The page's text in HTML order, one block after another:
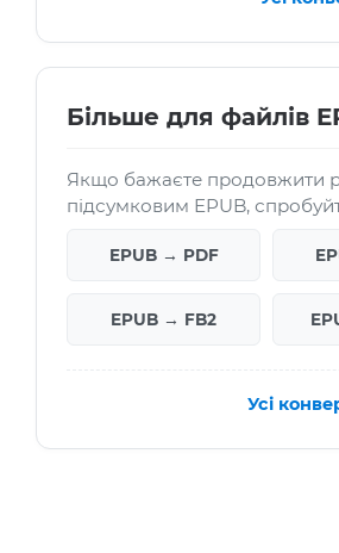
Більше для файлів
Якщо бажаєте продовжити
підсумковим EPUB,
EPUB → PDF
EPUB → FB2
Усі